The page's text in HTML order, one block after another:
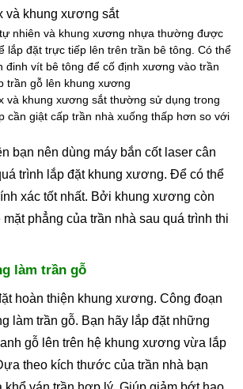
và khung xương sắt
nhiên và khung xương nhựa thường được
lắp đặt trực tiếp lên trên trần bê tông. Có thể
đinh vít bê tông để cố định xương vào trần
trần gỗ lên khung xương
và khung xương sắt thường sử dụng trong
cần giật cấp trần nhà xuống thấp hơn so với
bạn nên dùng máy bắn cốt laser cân
trình lắp đặt khung xương. Để có thể
xác tốt nhất. Bởi khung xương còn
phẳng của trần nhà sau quá trình thi
làm trần gỗ
hoàn thiện khung xương. Công đoạn
làm trần gỗ. Bạn hãy lắp đặt những
gỗ lên trên hệ khung xương vừa lắp
theo kích thước của trần nhà bạn